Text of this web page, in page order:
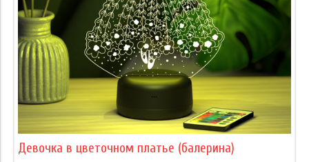
Девочка в цветочном платье (балерина)